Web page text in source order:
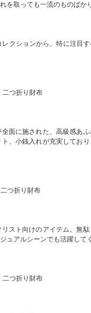
を取っても一流のものばか
クションから、特に注目
二つ折り財布
面に施された、高級感あ
、小銭入れが充実してお
つ折り財布
スト向けのアイテム。無
ュアルシーンでも活躍して
二つ折り財布